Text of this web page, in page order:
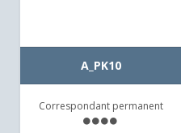
A_PK10
Correspondant permanent